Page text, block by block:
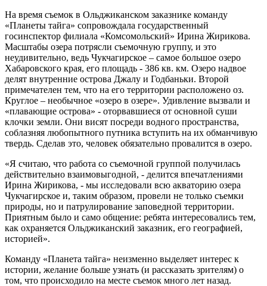
На время съемок в Ольджиканском заказнике команду
«Планеты тайга» сопровождала государственный
госинспектор филиала «Комсомольский» Ирина Жирикова.
Масштабы озера потрясли съемочную группу, и это
неудивительно, ведь Чукчагирское – самое большое озеро
Хабаровского края, его площадь - 386 кв. км. Озеро надвое
делят внутренние острова Джалу и Годбаньки. Второй
примечателен тем, что на его территории расположено оз.
Круглое – необычное «озеро в озере». Удивление вызвали и
«плавающие острова» - оторвавшиеся от основной суши
клочки земли. Они висят посреди водного пространства,
соблазняя любопытного путника вступить на их обманчивую
твердь. Сделав это, человек обязательно провалится в озеро.
«Я считаю, что работа со съемочной группой получилась
действительно взаимовыгодной, - делится впечатлениями
Ирина Жирикова, - мы исследовали всю акваторию озера
Чукчагирское и, таким образом, провели не только съемки
природы, но и патрулирование заповедной территории.
Приятным было и само общение: ребята интересовались тем,
как охраняется Ольджиканский заказник, его географией,
историей».
Команду «Планета тайга» неизменно выделяет интерес к
истории, желание больше узнать (и рассказать зрителям) о
том, что происходило на месте съемок много лет назад.